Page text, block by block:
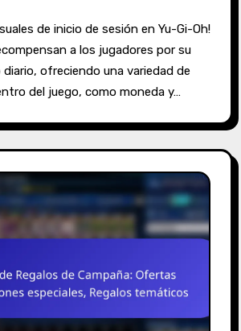
a los jugadores por su
ofreciendo una variedad de
del juego, como moneda y…